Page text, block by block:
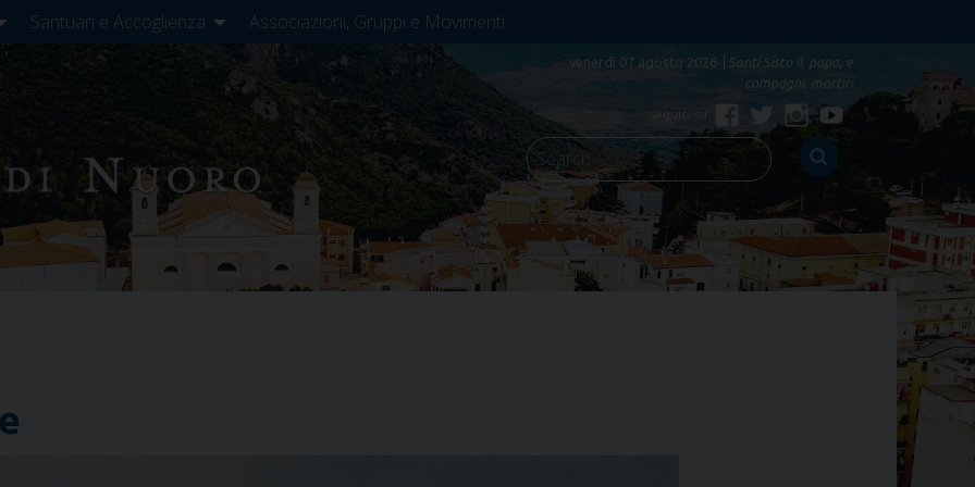
venerdì 07 agosto 2026
Santi Sisto II, papa, e
compagni, martiri
Facebook
Twitter
Santuari e Accoglienza Associazioni, Gruppi e Movimenti